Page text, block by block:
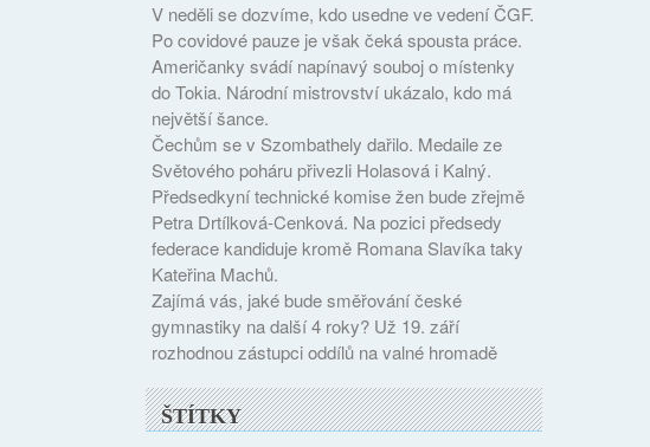
V neděli se dozvíme, kdo usedne ve vedení ČGF.
Po covidové pauze je však čeká spousta práce.
Američanky svádí napínavý souboj o místenky
do Tokia. Národní mistrovství ukázalo, kdo má
největší šance.
Čechům se v Szombathely dařilo. Medaile ze
Světového poháru přivezli Holasová i Kalný.
Předsedkyní technické komise žen bude zřejmě
Petra Drtílková-Cenková. Na pozici předsedy
federace kandiduje kromě Romana Slavíka taky
Kateřina Machů.
Zajímá vás, jaké bude směřování české
gymnastiky na další 4 roky? Už 19. září
rozhodnou zástupci oddílů na valné hromadě
ŠTÍTKY